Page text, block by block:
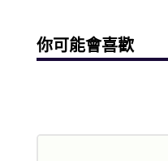
你可能會喜歡